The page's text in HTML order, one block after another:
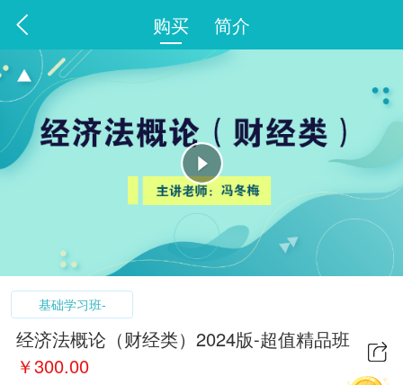
购买 简介
基础学习班-
经济法概论（财经类）2024版-超值精品班
￥300.00